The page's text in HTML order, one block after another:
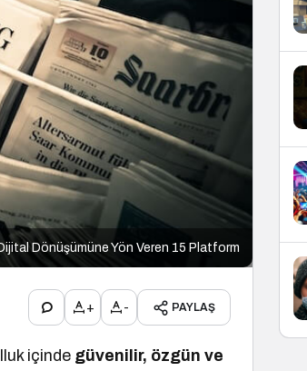
Dönüşümüne Yön Veren 15 Platform
+ - PAYLAŞ
içinde güvenilir, özgün ve